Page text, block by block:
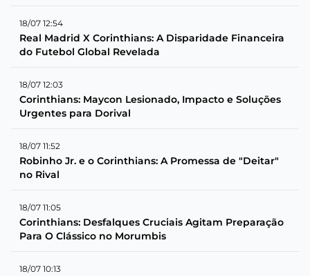
18/07 12:54
Real Madrid X Corinthians: A Disparidade Financeira
do Futebol Global Revelada
18/07 12:03
Corinthians: Maycon Lesionado, Impacto e Soluções
Urgentes para Dorival
18/07 11:52
Robinho Jr. e o Corinthians: A Promessa de "Deitar"
no Rival
18/07 11:05
Corinthians: Desfalques Cruciais Agitam Preparação
Para O Clássico no Morumbis
18/07 10:13